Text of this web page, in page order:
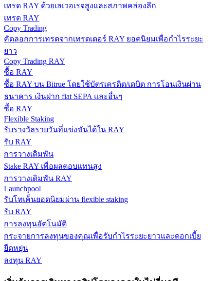
กลยุทธ์การซื้อขาย
เรียนรู้วิธีการรักษาผลกำไร
ได้รับ
เทรด RAY ด้วยเลเวอเรจสูงและสภาพคล่องลึก
เทรด RAY
Copy Trading
คัดลอกการเทรดจากเทรดเดอร์ RAY ยอดนิยมเพื่อกำไรระยะ
ยาว
Copy Trading RAY
ซื้อ RAY
ซื้อ RAY บน Bitrue โดยใช้บัตรเครดิต/เดบิต การโอนเงินผ่าน
ธนาคาร เงินฝาก fiat SEPA และอื่นๆ
ซื้อ RAY
Flexible Staking
รับรางวัลรายวันที่แข่งขันได้ใน RAY
รับ RAY
การวางเดิมพัน
Stake RAY เพื่อผลตอบแทนสูง
การวางเดิมพัน RAY
Launchpool
รับโทเค็นยอดนิยมผ่าน flexible staking
รับ RAY
การลงทุนอัตโนมัติ
กระจายการลงทุนของคุณเพื่อรับกำไรระยะยาวและดอกเบี้ย
ยืดหยุ่น
ลงทุน RAY